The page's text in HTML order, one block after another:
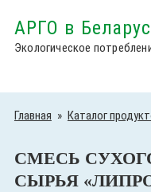
АРГО в
Экологическое
Главная » Каталог
СМЕСЬ
СЫРЬЯ